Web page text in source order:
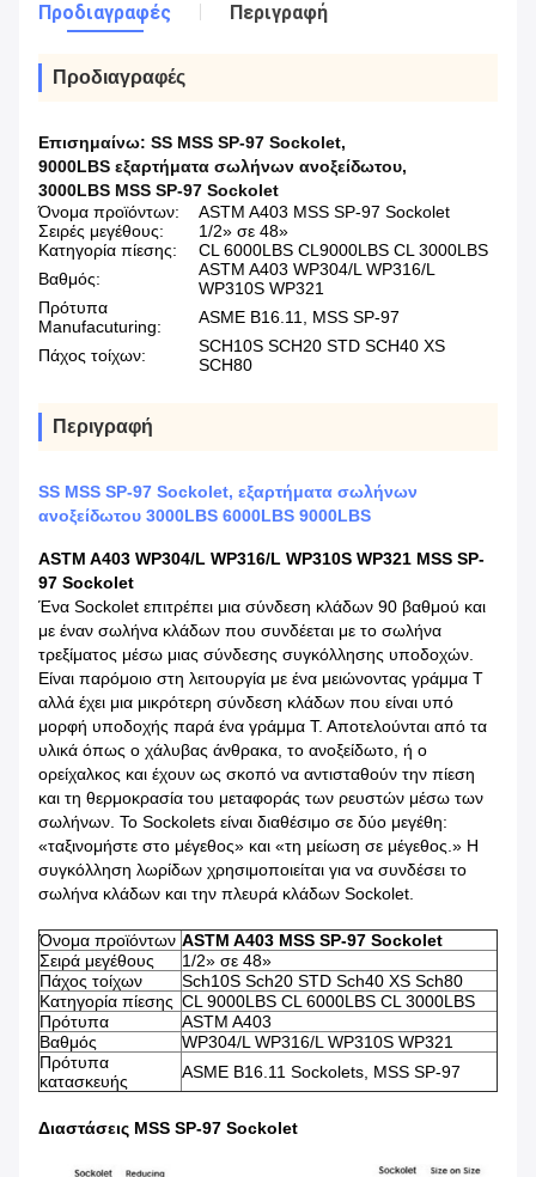
Προδιαγραφές Περιγραφή
Προδιαγραφές
Επισημαίνω: SS MSS SP-97 Sockolet,
9000LBS εξαρτήματα σωλήνων ανοξείδωτου,
3000LBS MSS SP-97 Sockolet
Όνομα προϊόντων:
ASTM A403 MSS SP-97 Sockolet
Σειρές μεγέθους:
1/2» σε 48»
Κατηγορία πίεσης:
CL 6000LBS CL9000LBS CL 3000LBS
Βαθμός:
ASTM A403 WP304/L WP316/L
WP310S WP321
Πρότυπα
Manufacuturing:
ASME B16.11, MSS SP-97
Πάχος τοίχων:
SCH10S SCH20 STD SCH40 XS
SCH80
Περιγραφή
SS MSS SP-97 Sockolet, εξαρτήματα σωλήνων
ανοξείδωτου 3000LBS 6000LBS 9000LBS
ASTM A403 WP304/L WP316/L WP310S WP321 MSS SP-
97 Sockolet
Ένα Sockolet επιτρέπει μια σύνδεση κλάδων 90 βαθμού και
με έναν σωλήνα κλάδων που συνδέεται με το σωλήνα
τρεξίματος μέσω μιας σύνδεσης συγκόλλησης υποδοχών.
Είναι παρόμοιο στη λειτουργία με ένα μειώνοντας γράμμα Τ
αλλά έχει μια μικρότερη σύνδεση κλάδων που είναι υπό
μορφή υποδοχής παρά ένα γράμμα Τ. Αποτελούνται από τα
υλικά όπως ο χάλυβας άνθρακα, το ανοξείδωτο, ή ο
ορείχαλκος και έχουν ως σκοπό να αντισταθούν την πίεση
και τη θερμοκρασία του μεταφοράς των ρευστών μέσω των
σωλήνων. Το Sockolets είναι διαθέσιμο σε δύο μεγέθη:
«ταξινομήστε στο μέγεθος» και «τη μείωση σε μέγεθος.» Η
συγκόλληση λωρίδων χρησιμοποιείται για να συνδέσει το
σωλήνα κλάδων και την πλευρά κλάδων Sockolet.
Όνομα προϊόντων ASTM A403 MSS SP-97 Sockolet
Σειρά μεγέθους
1/2» σε 48»
Πάχος τοίχων
Sch10S Sch20 STD Sch40 XS Sch80
Κατηγορία πίεσης CL 9000LBS CL 6000LBS CL 3000LBS
Πρότυπα
ASTM A403
Βαθμός
WP304/L WP316/L WP310S WP321
Πρότυπα
κατασκευής
ASME B16.11 Sockolets, MSS SP-97
Διαστάσεις MSS SP-97 Sockolet